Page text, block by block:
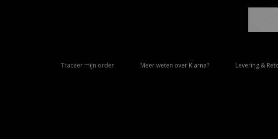
Traceer mijn order Meer weten over Klarna? Levering &